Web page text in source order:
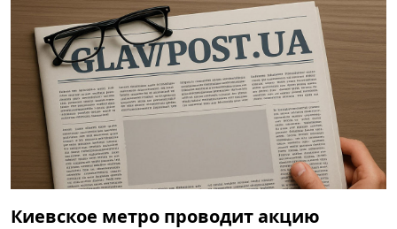
Киевское метро проводит акцию